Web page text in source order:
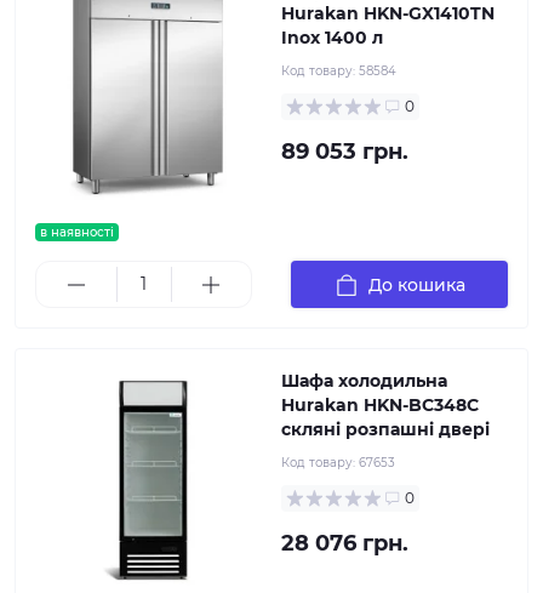
в наявності
Hurakan HKN-GX1410TN
Inox 1400 л
Код товару: 58584
0
89 053 грн.
До кошика
Шафа холодильна
Hurakan HKN-BC348C
скляні розпашні двері
Код товару: 67653
0
28 076 грн.